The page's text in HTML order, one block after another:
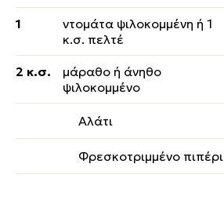
1
ντομάτα ψιλοκομμένη ή 1
κ.σ. πελτέ
2 κ.σ.
μάραθο ή άνηθο
ψιλοκομμένο
Αλάτι
Φρεσκοτριμμένο πιπέρι